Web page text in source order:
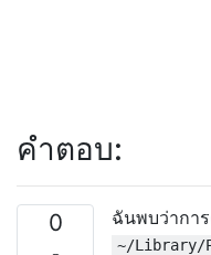
คำตอบ:
0 ฉันพบว่ากา
~/Library/